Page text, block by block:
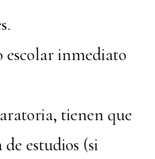
escolar inmediato
tienen que
estudios (si